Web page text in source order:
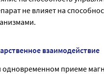
не влияет на
взаимодействие
одновременном приеме